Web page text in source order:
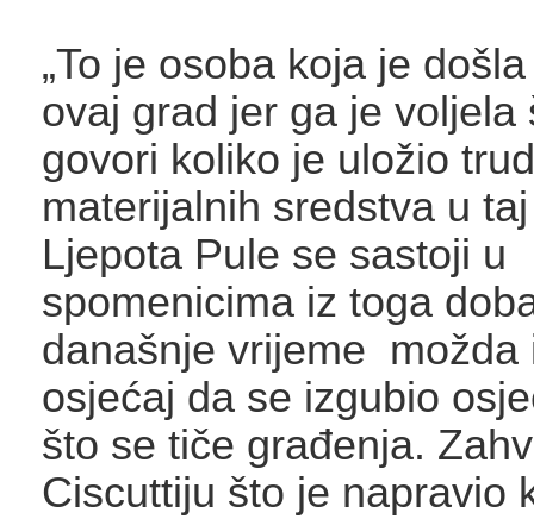
„To je osoba koja je
ovaj grad jer ga je voljela
govori koliko je uložio
materijalnih sredstva u
Ljepota Pule se sastoji u
spomenicima iz toga
današnje vrijeme možda
osjećaj da se izgubio
što se tiče građenja.
Ciscuttiju što je napravio